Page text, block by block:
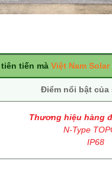
tiến mà Việt Nam Solar
Điểm nổi bật của
Thương hiệu hàng
N-Type
IP68